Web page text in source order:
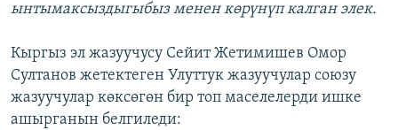
ынтымаксыздыгыбыз менен көрүнүп калган элек.
Кыргыз эл жазуучусу Сейит Жетимишев Омор
Султанов жетектеген Улуттук жазуучулар союзу
жазуучулар көксөгөн бир топ маселелерди ишке
ашырганын белгиледи: